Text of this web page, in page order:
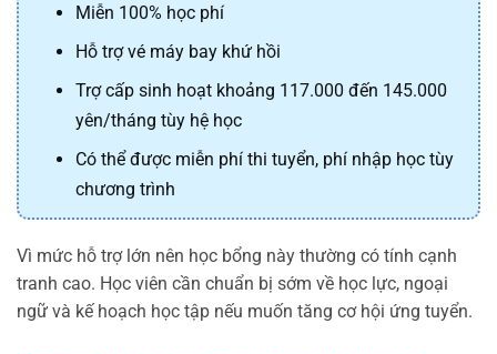
Miễn 100% học phí
Hỗ trợ vé máy bay khứ hồi
Trợ cấp sinh hoạt khoảng 117.000 đến 145.000
yên/tháng tùy hệ học
Có thể được miễn phí thi tuyển, phí nhập học tùy
chương trình
Vì mức hỗ trợ lớn nên học bổng này thường có tính cạnh
tranh cao. Học viên cần chuẩn bị sớm về học lực, ngoại
ngữ và kế hoạch học tập nếu muốn tăng cơ hội ứng tuyển.